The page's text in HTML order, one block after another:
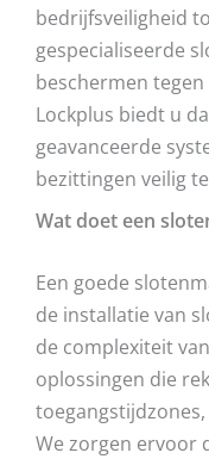
bedrijfsveiligheid
gespecialiseerde
beschermen
Lockplus biedt u
geavanceerde
bezittingen veilig
Wat doet een
Een goede
de installatie van
de complexiteit
oplossingen die
We zorgen ervoor